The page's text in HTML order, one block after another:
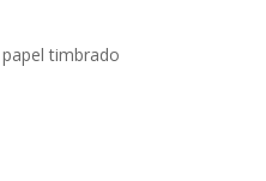
timbrado